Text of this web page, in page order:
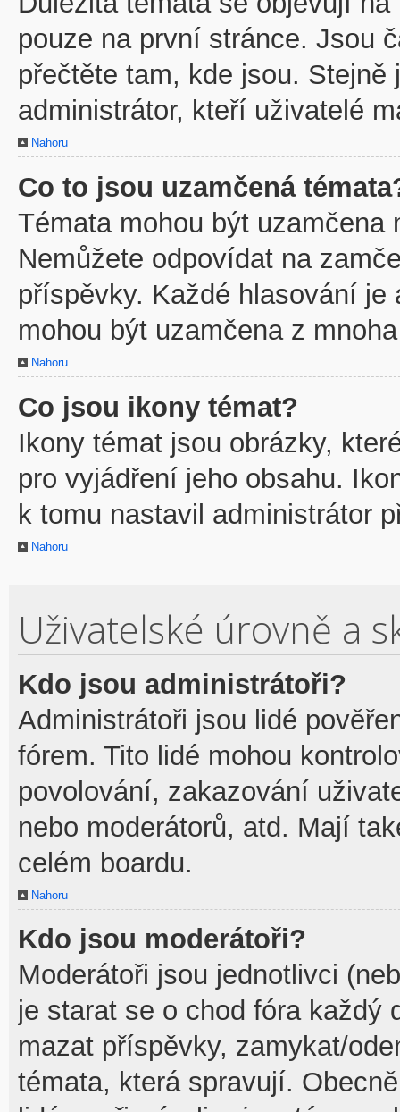
pouze na první stránce. Jsou
přečtěte tam, kde jsou.
administrátor, kteří uživatelé
Nahoru
Co to jsou uzamčená
Témata mohou být uzamčena
Nemůžete odpovídat na
příspěvky. Každé hlasování
mohou být uzamčena z
Nahoru
Co jsou ikony témat?
Ikony témat jsou obrázky,
pro vyjádření jeho obsahu.
k tomu nastavil administrátor
Nahoru
Uživatelské úrovně a
Kdo jsou administrátoři?
Administrátoři jsou lidé
fórem. Tito lidé mohou
povolování, zakazování
nebo moderátorů, atd. Mají
celém boardu.
Nahoru
Kdo jsou moderátoři?
Moderátoři jsou jednotlivci
je starat se o chod fóra každý
mazat příspěvky, zamykat/
témata, která spravují.